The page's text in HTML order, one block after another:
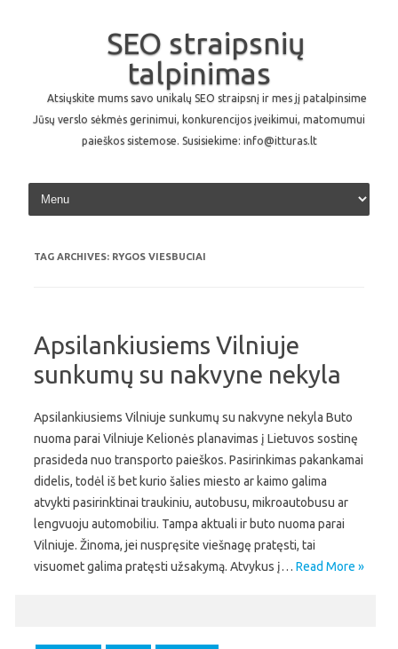
SEO straipsnių
talpinimas
Atsiųskite mums savo unikalų SEO straipsnį ir mes jį patalpinsime
Jūsų verslo sėkmės gerinimui, konkurencijos įveikimui, matomumui
paieškos sistemose. Susisiekime: info@itturas.lt
Skip to content
TAG ARCHIVES: RYGOS VIESBUCIAI
Apsilankiusiems Vilniuje
sunkumų su nakvyne nekyla
Apsilankiusiems Vilniuje sunkumų su nakvyne nekyla Buto
nuoma parai Vilniuje Kelionės planavimas į Lietuvos sostinę
prasideda nuo transporto paieškos. Pasirinkimas pakankamai
didelis, todėl iš bet kurio šalies miesto ar kaimo galima
atvykti pasirinktinai traukiniu, autobusu, mikroautobusu ar
lengvuoju automobiliu. Tampa aktuali ir buto nuoma parai
Vilniuje. Žinoma, jei nuspręsite viešnagę pratęsti, tai
visuomet galima pratęsti užsakymą. Atvykus į… Read More »